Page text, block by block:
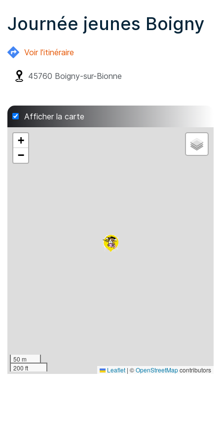
Journée jeunes Boigny
Voir l’itinéraire
45760 Boigny-sur-Bionne
Afficher la carte
+
−
50 m
200 ft
Leaflet | ©OpenStreetMapcontributors